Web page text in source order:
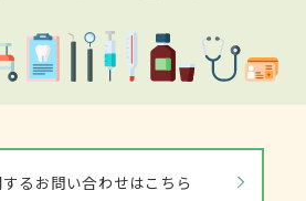
るお問い合わせはこちら